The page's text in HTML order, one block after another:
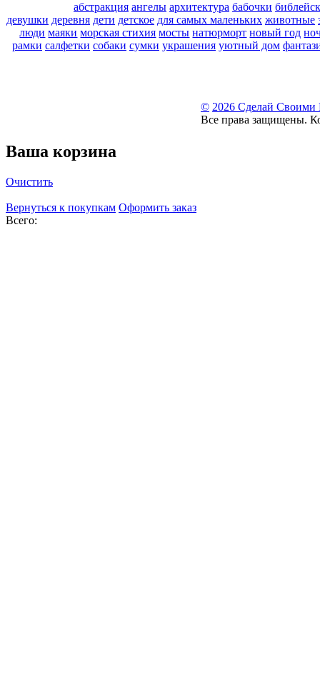
абстракция ангелы архитектура бабочки
девушки деревня дети детское для самых маленьких животные
люди маяки морская стихия мосты натюрморт новый год
рамки салфетки собаки сумки украшения уютный дом
© 2026 Сделай Своими
Все права защищены.
Ваша корзина
Очистить
Вернуться к покупкам Оформить заказ
Всего: